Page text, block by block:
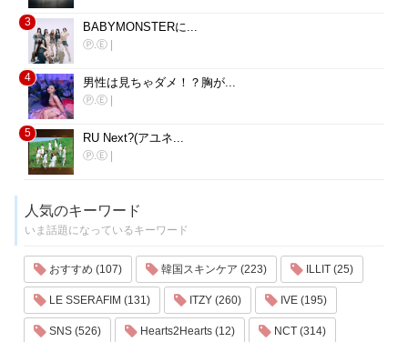
3 BABYMONSTERに...
Ⓟ.Ⓔ
4 男性は見ちゃダメ！？胸が...
Ⓟ.Ⓔ
5 RU Next?(アユネ...
Ⓟ.Ⓔ
人気のキーワード
いま話題になっているキーワード
おすすめ (107) 韓国スキンケア (223) ILLIT (25)
LE SSERAFIM (131) ITZY (260) IVE (195)
SNS (526) Hearts2Hearts (12) NCT (314)